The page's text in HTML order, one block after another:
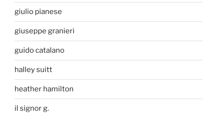
giulio pianese
giuseppe granieri
guido catalano
halley suitt
heather hamilton
il signor g.